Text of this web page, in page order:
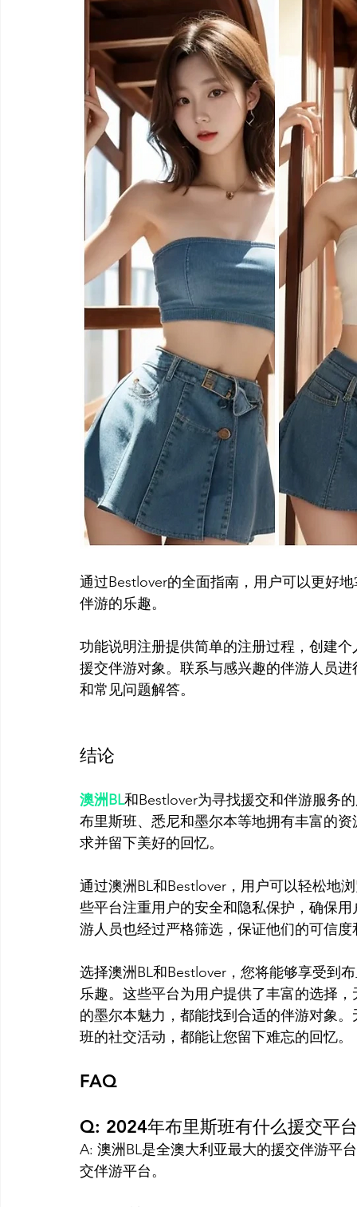
通过Bestlover的全面指南，用户可以更好
伴游的乐趣。
功能说明注册提供简单的注册过程，创建
援交伴游对象。联系与感兴趣的伴游人员
和常见问题解答。
结论
澳洲BL和Bestlover为寻找援交和伴游服务
布里斯班、悉尼和墨尔本等地拥有丰富的
求并留下美好的回忆。
通过澳洲BL和Bestlover，用户可以轻松地
些平台注重用户的安全和隐私保护，确保
游人员也经过严格筛选，保证他们的可信
选择澳洲BL和Bestlover，您将能够享受到
乐趣。这些平台为用户提供了丰富的选择
的墨尔本魅力，都能找到合适的伴游对象
班的社交活动，都能让您留下难忘的回忆。
FAQ
Q: 2024年布里斯班有什么援交平
A: 澳洲BL是全澳大利亚最大的援交伴游平
交伴游平台。